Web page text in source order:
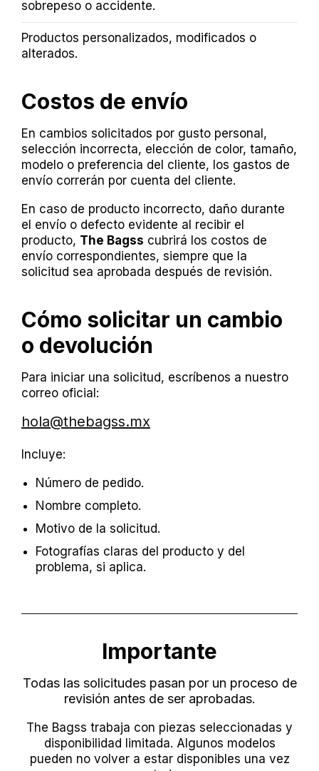
sobrepeso o accidente.
Productos personalizados, modificados o
alterados.
Costos de envío
En cambios solicitados por gusto personal,
selección incorrecta, elección de color, tamaño,
modelo o preferencia del cliente, los gastos de
envío correrán por cuenta del cliente.
En caso de producto incorrecto, daño durante
el envío o defecto evidente al recibir el
producto, The Bagss cubrirá los costos de
envío correspondientes, siempre que la
solicitud sea aprobada después de revisión.
Cómo solicitar un cambio
o devolución
Para iniciar una solicitud, escríbenos a nuestro
correo oficial:
hola@thebagss.mx
Incluye:
Número de pedido.
Nombre completo.
Motivo de la solicitud.
Fotografías claras del producto y del
problema, si aplica.
Importante
Todas las solicitudes pasan por un proceso de
revisión antes de ser aprobadas.
The Bagss trabaja con piezas seleccionadas y
disponibilidad limitada. Algunos modelos
pueden no volver a estar disponibles una vez